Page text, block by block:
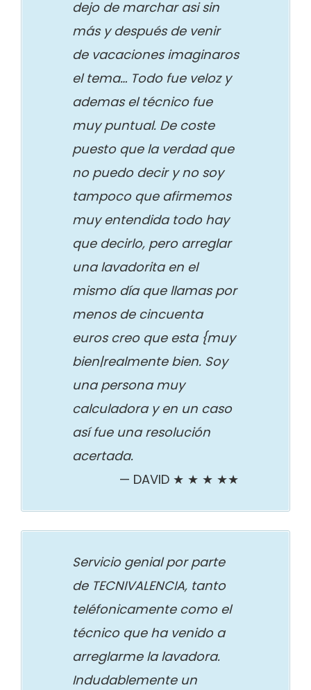
dejo de marchar asi sin
más y después de venir
de vacaciones imaginaros
el tema… Todo fue veloz y
ademas el técnico fue
muy puntual. De coste
puesto que la verdad que
no puedo decir y no soy
tampoco que afirmemos
muy entendida todo hay
que decirlo, pero arreglar
una lavadorita en el
mismo día que llamas por
menos de cincuenta
euros creo que esta {muy
bien|realmente bien. Soy
una persona muy
calculadora y en un caso
así fue una resolución
acertada.
DAVID ★ ★ ★ ★★
Servicio genial por parte
de TECNIVALENCIA, tanto
teléfonicamente como el
técnico que ha venido a
arreglarme la lavadora.
Indudablemente un